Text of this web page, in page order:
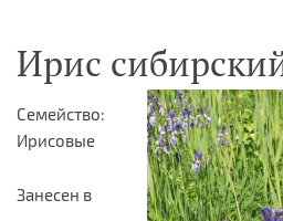
Ирис
Семейство:
Ирисовые
Занесен в